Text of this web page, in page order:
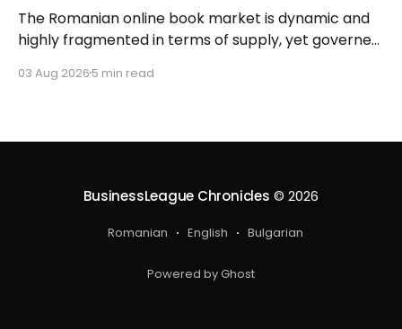
The Romanian online book market is dynamic and
highly fragmented in terms of supply, yet governed
user behavior.
03 Aug 2026 5 min read
BusinessLeague Chronicles © 2026
Romanian English Bulgarian
Powered by Ghost